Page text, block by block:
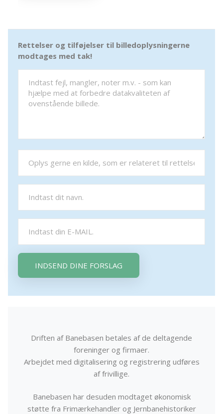
Rettelser og tilføjelser til billedoplysningerne
modtages med tak!
INDSEND DINE FORSLAG
Driften af Banebasen betales af de deltagende
foreninger og firmaer.
Arbejdet med digitalisering og registrering udføres
af frivillige.
Banebasen har desuden modtaget økonomisk
støtte fra Frimærkehandler og Jernbanehistoriker